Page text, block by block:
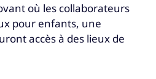
où les collaborateurs
pour enfants, une
accès à des lieux de